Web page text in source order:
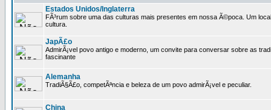
Estados Unidos/Inglaterra
FÃ³rum sobre uma das culturas mais presentes em nossa Ã©poca. Um
cultura.
JapÃ£o
AdmirÃ¡vel povo antigo e moderno, um convite para conversar sobre as
fascinante
Alemanha
TradiÃ§Ã£o, competÃªncia e beleza de um povo admirÃ¡vel e peculiar.
China